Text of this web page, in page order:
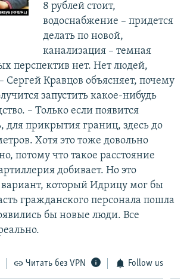
8 рублей стоит,
водоснабжение – придется
делать по новой,
канализация – темная
перспектив нет. Нет людей,
Сергей Кравцов объясняет, почему
запустить какое-нибудь
– Только если появится
для прикрытия границ, здесь до
Хотя это тоже довольно
потому что такое расстояние
добивает. Но это
который Идрицу мог бы
гражданского персонала пошла
бы новые люди. Все
Читать без VPN Follow us